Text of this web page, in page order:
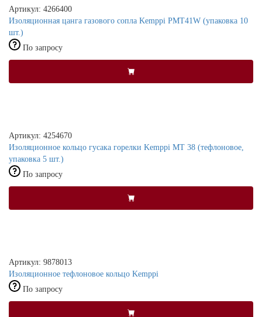
Артикул: 4266400
Изоляционная цанга газового сопла Kemppi PMT41W (упаковка 10
шт.)
По запросу
Артикул: 4254670
Изоляционное кольцо гусака горелки Kemppi MT 38 (тефлоновое,
упаковка 5 шт.)
По запросу
Артикул: 9878013
Изоляционное тефлоновое кольцо Kemppi
По запросу